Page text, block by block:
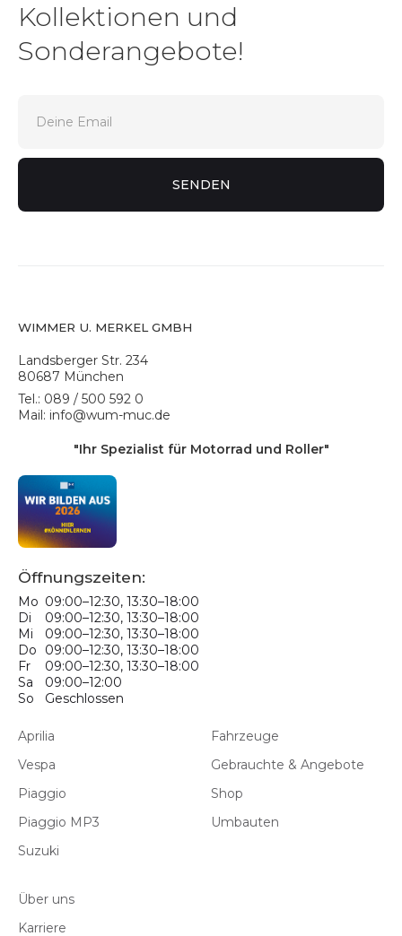
Kollektionen und
Sonderangebote!
WIMMER U. MERKEL GMBH
Landsberger Str. 234
80687 München
Tel.: 089 / 500 592 0
Mail: info@wum-muc.de
"Ihr Spezialist für Motorrad und Roller"
Öffnungszeiten:
Mo 09:00–12:30, 13:30–18:00
Di
09:00–12:30, 13:30–18:00
Mi
09:00–12:30, 13:30–18:00
Do
09:00–12:30, 13:30–18:00
Fr
09:00–12:30, 13:30–18:00
Sa
09:00–12:00
So
Geschlossen
Aprilia
Vespa
Piaggio
Piaggio MP3
Suzuki
Fahrzeuge
Gebrauchte & Angebote
Shop
Umbauten
Über uns
Karriere